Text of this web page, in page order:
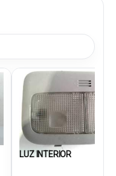
LUZ INTERIOR